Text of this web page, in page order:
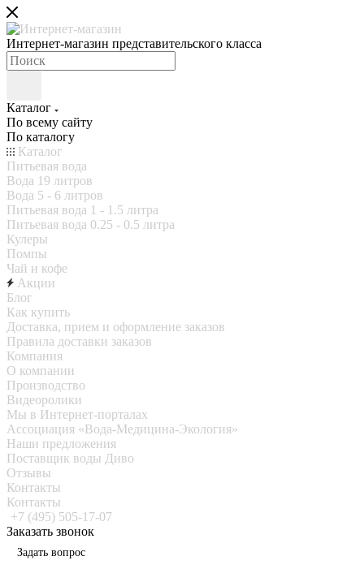
Интернет-магазин представительского класса
Каталог
По всему сайту
По каталогу
Каталог
Питьевая вода
Вода 19 литров
Вода 5 - 6 литров
Питьевая вода 1 - 1.5 литра
Питьевая вода 0.25 - 0.5 литра
Кулеры
Помпы
Чай и кофе
Акции
Блог
Как купить
Доставка, прием и оформление заказов
Правила доставки заказов
Компания
О компании
Производство
Видеоролики
Мы в Интернет-порталах
Ассоциация «Вода-Медицина-Экология»
Наши предложения
Поставщик воды Диво
Отзывы
Контакты
Контакты
+7 (495) 505-17-07
Заказать звонок
Задать вопрос